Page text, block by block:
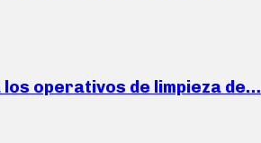
operativos de limpieza de…